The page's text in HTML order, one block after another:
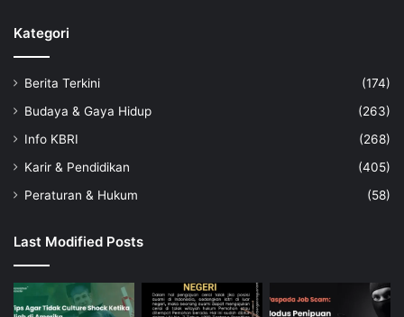
Kategori
Berita Terkini
(174)
Budaya & Gaya Hidup
(263)
Info KBRI
(268)
Karir & Pendidikan
(405)
Peraturan & Hukum
(58)
Last Modified Posts